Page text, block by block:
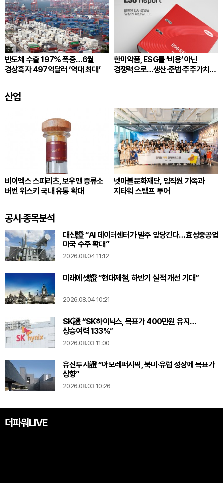
반도체 수출 197% 폭증…6월
경상흑자 497억달러 ‘역대 최대’
한미약품, ESG를 ‘비용’ 아닌
경쟁력으로…생산·준법·주주가치
산업
비이엑스 스피리츠, 보우맨 증류소
버번 위스키 국내 유통 확대
넷마블문화재단, 임직원 가족과
지타워 스탬프 투어
공시·종목분석
대신證 “AI 데이터센터가 발주 앞당긴다…효성중공업
미국 수주 확대”
2026.08.04 11:12
미래에셋證 “현대제철, 하반기 실적 개선 기대”
2026.08.04 10:21
SK證 “SK하이닉스, 목표가 400만원 유지…
상승여력 133%”
2026.08.03 11:00
유진투자證 “아모레퍼시픽, 북미·유럽 성장에 목표가
상향”
2026.08.03 10:26
더파워LIVE